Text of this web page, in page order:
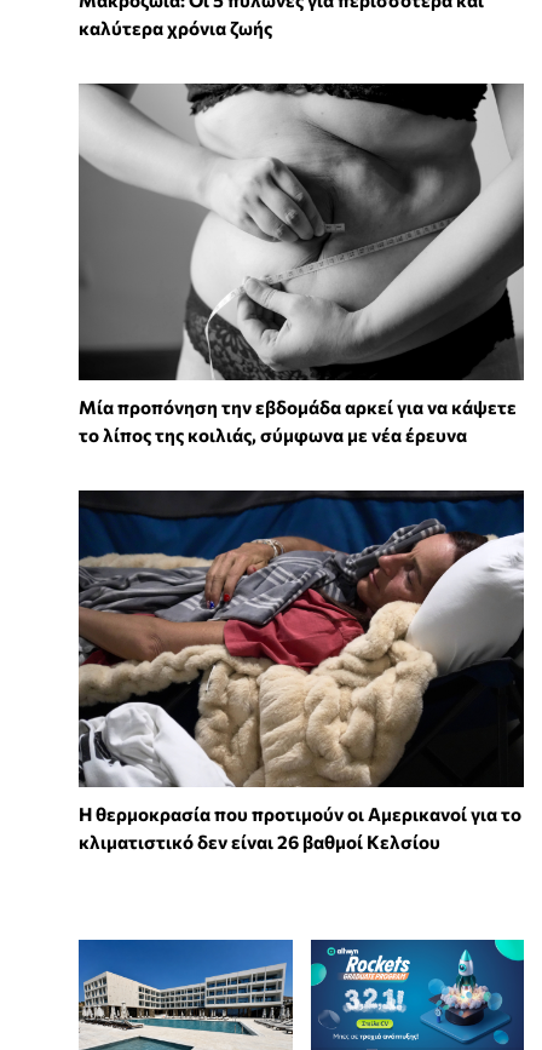
καλύτερα χρόνια ζωής
Μία προπόνηση την εβδομάδα αρκεί για να κάψετε
το λίπος της κοιλιάς, σύμφωνα με νέα έρευνα
Η θερμοκρασία που προτιμούν οι Αμερικανοί για το
κλιματιστικό δεν είναι 26 βαθμοί Κελσίου